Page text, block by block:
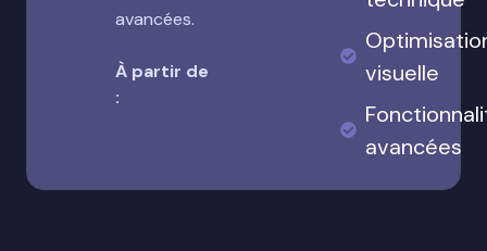
avancées.
À partir de
:
visuelle
avancées